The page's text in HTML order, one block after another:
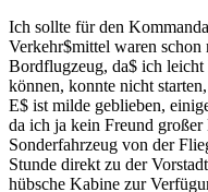
Ich sollte für den
Verkehr$mittel waren
Bordflugzeug, da$ ich leicht
können, konnte nicht
E$ ist milde geblieben,
da ich ja kein Freund
Sonderfahrzeug von der
Stunde direkt zu der
hübsche Kabine zur